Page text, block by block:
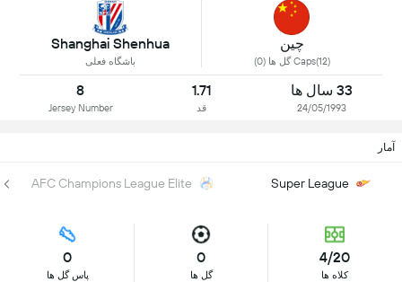
چین
Caps(12) گل ها (0)
Shanghai Shenhua
باشگاه فعلی
33 سال ها
24/05/1993
1.71
قد
8
Jersey Number
آمار
Super League
AFC Champions League Elite
4/20
کلاه ها
0
گل ها
0
پاس گل ها